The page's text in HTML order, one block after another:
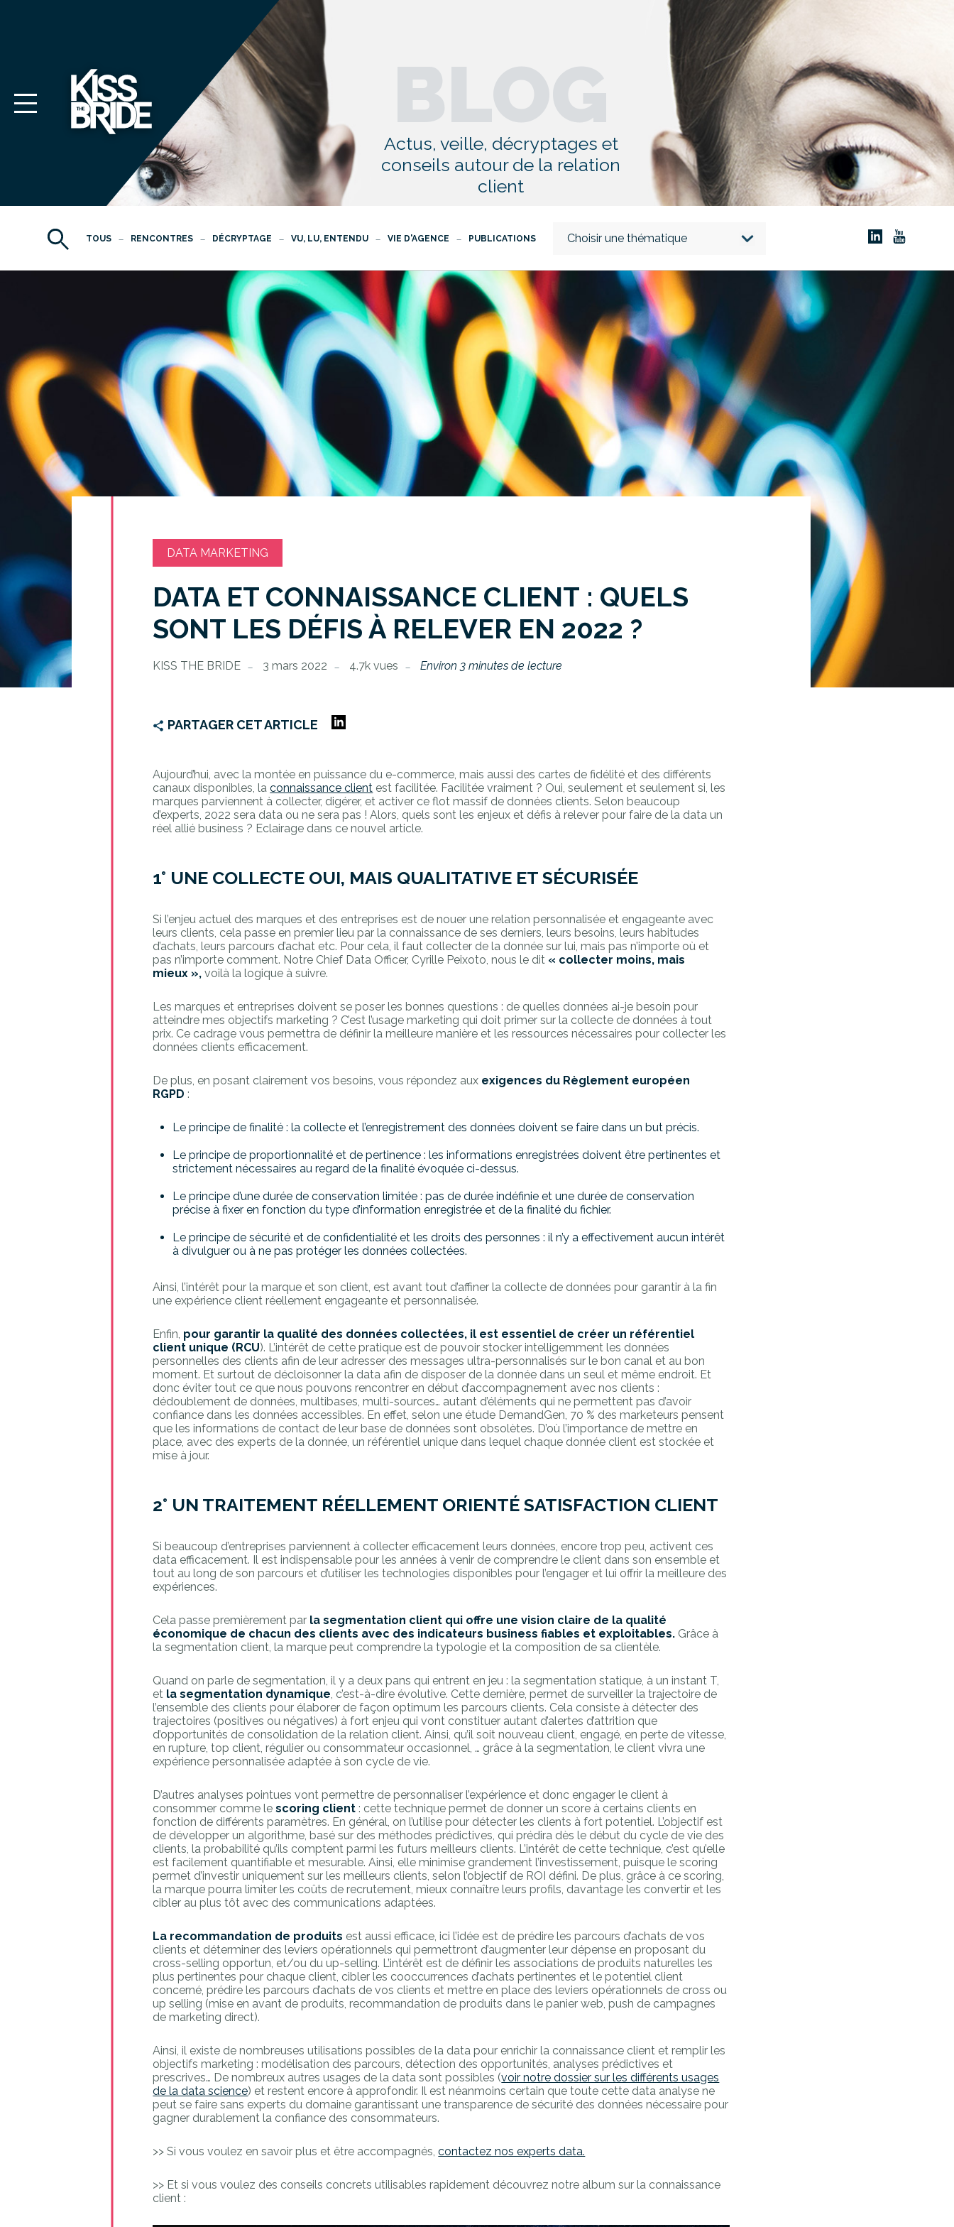
BLOG
Actus, veille, décryptages et
conseils autour de la relation
client
TOUS RENCONTRES DÉCRYPTAGE VU, LU, ENTENDU VIE D'AGENCE PUBLICATIONS Choisir une thématique
DATA MARKETING
DATA ET CONNAISSANCE CLIENT : QUELS
SONT LES DÉFIS À RELEVER EN 2022 ?
KISS THE BRIDE 3 mars 2022 4.7k vues Environ 3 minutes de lecture
PARTAGER CET ARTICLE
Aujourd’hui, avec la montée en puissance du e-commerce, mais aussi des cartes de fidélité et des différents
canaux disponibles, laconnaissance client est facilitée. Facilitée vraiment ? Oui, seulement et seulement si, les
marques parviennent à collecter, digérer, et activer ce flot massif de données clients. Selon beaucoup
d’experts, 2022 sera data ou ne sera pas ! Alors, quels sont les enjeux et défis à relever pour faire de la data un
réel allié business ? Eclairage dans ce nouvel article.
1° UNE COLLECTE OUI, MAIS QUALITATIVE ET SÉCURISÉE
Si l’enjeu actuel des marques et des entreprises est de nouer une relation personnalisée et engageante avec
leurs clients, cela passe en premier lieu par la connaissance de ses derniers, leurs besoins, leurs habitudes
d’achats, leurs parcours d’achat etc. Pour cela, il faut collecter de la donnée sur lui, mais pas n’importe où et
pas n’importe comment. Notre Chief Data Officer, Cyrille Peixoto, nous le dit « collecter moins, mais
mieux », voilà la logique à suivre.
Les marques et entreprises doivent se poser les bonnes questions : de quelles données ai-je besoin pour
atteindre mes objectifs marketing ? C’est l’usage marketing qui doit primer sur la collecte de données à tout
prix. Ce cadrage vous permettra de définir la meilleure manière et les ressources nécessaires pour collecter les
données clients efficacement.
De plus, en posant clairement vos besoins, vous répondez aux exigences du Règlement européen
RGPD :
Le principe de finalité : la collecte et l’enregistrement des données doivent se faire dans un but précis.
Le principe de proportionnalité et de pertinence : les informations enregistrées doivent être pertinentes et
strictement nécessaires au regard de la finalité évoquée ci-dessus.
Le principe d’une durée de conservation limitée : pas de durée indéfinie et une durée de conservation
précise à fixer en fonction du type d’information enregistrée et de la finalité du fichier.
Le principe de sécurité et de confidentialité et les droits des personnes : il n’y a effectivement aucun intérêt
à divulguer ou à ne pas protéger les données collectées.
Ainsi, l’intérêt pour la marque et son client, est avant tout d’affiner la collecte de données pour garantir à la fin
une expérience client réellement engageante et personnalisée.
Enfin, pour garantir la qualité des données collectées, il est essentiel de créer un référentiel
client unique (RCU). L’intérêt de cette pratique est de pouvoir stocker intelligemment les données
personnelles des clients afin de leur adresser des messages ultra-personnalisés sur le bon canal et au bon
moment. Et surtout de décloisonner la data afin de disposer de la donnée dans un seul et même endroit. Et
donc éviter tout ce que nous pouvons rencontrer en début d’accompagnement avec nos clients :
dédoublement de données, multibases, multi-sources… autant d’éléments qui ne permettent pas d’avoir
confiance dans les données accessibles. En effet, selon une étude DemandGen, 70 % des marketeurs pensent
que les informations de contact de leur base de données sont obsolètes. D’où l’importance de mettre en
place, avec des experts de la donnée, un référentiel unique dans lequel chaque donnée client est stockée et
mise à jour.
2° UN TRAITEMENT RÉELLEMENT ORIENTÉ SATISFACTION CLIENT
Si beaucoup d’entreprises parviennent à collecter efficacement leurs données, encore trop peu, activent ces
data efficacement. Il est indispensable pour les années à venir de comprendre le client dans son ensemble et
tout au long de son parcours et d’utiliser les technologies disponibles pour l’engager et lui offrir la meilleure des
expériences.
Cela passe premièrement par la segmentation client qui offre une vision claire de la qualité
économique de chacun des clients avec des indicateurs business fiables et exploitables. Grâce à
la segmentation client, la marque peut comprendre la typologie et la composition de sa clientèle.
Quand on parle de segmentation, il y a deux pans qui entrent en jeu : la segmentation statique, à un instant T,
et la segmentation dynamique, c’est-à-dire évolutive. Cette dernière, permet de surveiller la trajectoire de
l’ensemble des clients pour élaborer de façon optimum les parcours clients. Cela consiste à détecter des
trajectoires (positives ou négatives) à fort enjeu qui vont constituer autant d’alertes d’attrition que
d’opportunités de consolidation de la relation client. Ainsi, qu’il soit nouveau client, engagé, en perte de vitesse,
en rupture, top client, régulier ou consommateur occasionnel, … grâce à la segmentation, le client vivra une
expérience personnalisée adaptée à son cycle de vie.
D’autres analyses pointues vont permettre de personnaliser l’expérience et donc engager le client à
consommer comme lescoring client : cette technique permet de donner un score à certains clients en
fonction de différents paramètres. En général, on l’utilise pour détecter les clients à fort potentiel. L’objectif est
de développer un algorithme, basé sur des méthodes prédictives, qui prédira dès le début du cycle de vie des
clients, la probabilité qu’ils comptent parmi les futurs meilleurs clients. L’intérêt de cette technique, c’est qu’elle
est facilement quantifiable et mesurable. Ainsi, elle minimise grandement l’investissement, puisque le scoring
permet d’investir uniquement sur les meilleurs clients, selon l’objectif de ROI défini. De plus, grâce à ce scoring,
la marque pourra limiter les coûts de recrutement, mieux connaître leurs profils, davantage les convertir et les
cibler au plus tôt avec des communications adaptées.
La recommandation de produits est aussi efficace, ici l’idée est de prédire les parcours d’achats de vos
clients et déterminer des leviers opérationnels qui permettront d’augmenter leur dépense en proposant du
cross-selling opportun, et/ou du up-selling. L’intérêt est de définir les associations de produits naturelles les
plus pertinentes pour chaque client, cibler les cooccurrences d’achats pertinentes et le potentiel client
concerné, prédire les parcours d’achats de vos clients et mettre en place des leviers opérationnels de cross ou
up selling (mise en avant de produits, recommandation de produits dans le panier web, push de campagnes
de marketing direct).
Ainsi, il existe de nombreuses utilisations possibles de la data pour enrichir la connaissance client et remplir les
objectifs marketing : modélisation des parcours, détection des opportunités, analyses prédictives et
prescrives… De nombreux autres usages de la data sont possibles (voir notre dossier sur les différents usages
de la data science) et restent encore à approfondir. Il est néanmoins certain que toute cette data analyse ne
peut se faire sans experts du domaine garantissant une transparence de sécurité des données nécessaire pour
gagner durablement la confiance des consommateurs.
>> Si vous voulez en savoir plus et être accompagnés,contactez nos experts data.
>> Et si vous voulez des conseils concrets utilisables rapidement découvrez notre album sur la connaissance
client :